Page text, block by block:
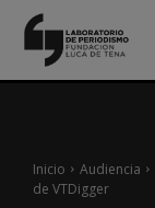
Inicio Audiencia
de VTDigger